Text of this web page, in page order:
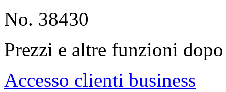
No. 38430
Prezzi e altre funzioni
Accesso clienti business